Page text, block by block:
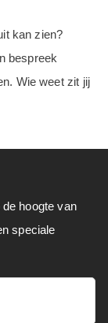
kan zien?
bespreek
Wie weet zit jij
hoogte van
speciale